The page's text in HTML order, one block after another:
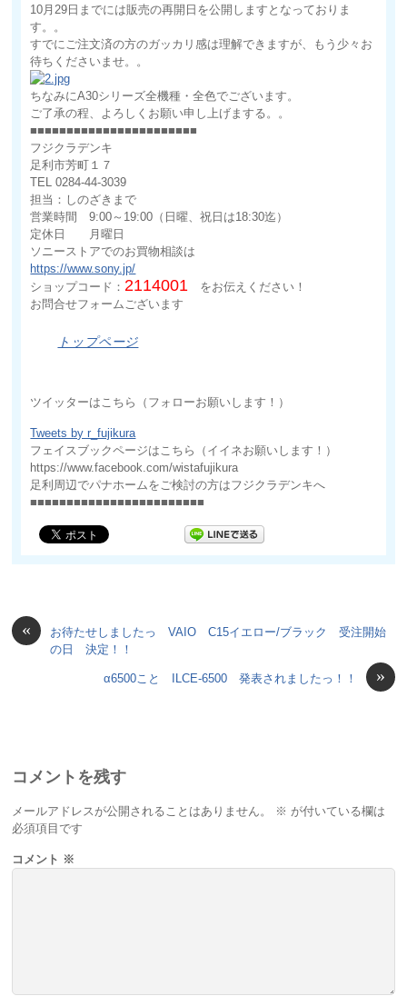
10月29日までには販売の再開日を公開しますとなっておりま
す。。
すでにご注文済の方のガッカリ感は理解できますが、もう少々お
待ちくださいませ。。
ちなみにA30シリーズ全機種・全色でございます。
ご了承の程、よろしくお願い申し上げまする。。
■■■■■■■■■■■■■■■■■■■■■■■
フジクラデンキ
足利市芳町１７
TEL 0284-44-3039
担当：しのざきまで
営業時間 9:00～19:00（日曜、祝日は18:30迄）
定休日 月曜日
ソニーストアでのお買物相談は
https://www.sony.jp/
ショップコード： 2114001 をお伝えください！
お問合せフォームございます
トップページ
ツイッターはこちら（フォローお願いします！）
Tweets by r_fujikura
フェイスブックページはこちら（イイネお願いします！）
https://www.facebook.com/wistafujikura
足利周辺でパナホームをご検討の方はフジクラデンキへ
■■■■■■■■■■■■■■■■■■■■■■■■
«
お待たせしましたっ VAIO C15イエロー/ブラック 受注開始
の日 決定！！
»
α6500こと ILCE-6500 発表されましたっ！！
コメントを残す
メールアドレスが公開されることはありません。 ※ が付いている欄は
必須項目です
コメント ※